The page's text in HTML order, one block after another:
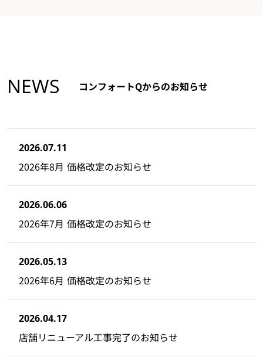
NEWS コンフォートQからのお知らせ
2026.07.11
2026年8月 価格改定のお知らせ
2026.06.06
2026年7月 価格改定のお知らせ
2026.05.13
2026年6月 価格改定のお知らせ
2026.04.17
店舗リニューアル工事完了のお知らせ